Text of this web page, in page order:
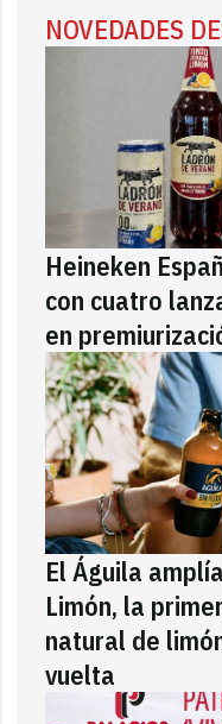
NOVEDADES
Heineken
con cuatro
en
El Águila
Limón, la
natural de
vuelta